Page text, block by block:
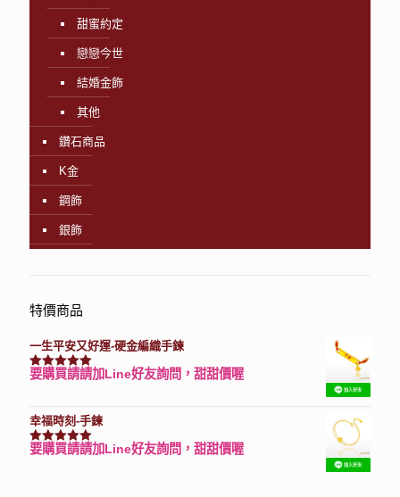
甜蜜約定
戀戀今世
結婚金飾
其他
鑽石商品
K金
鋼飾
銀飾
特價商品
一生平安又好運-硬金編織手鍊
評分7740滿分 5
要購買請請加Line好友詢問，甜甜價喔
幸福時刻-手鍊
評分3150滿分 5
要購買請請加Line好友詢問，甜甜價喔